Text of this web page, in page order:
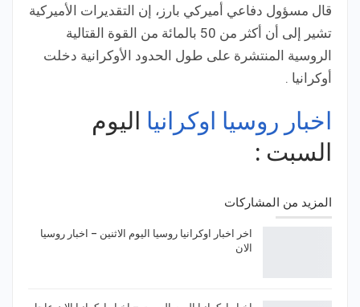
قال مسؤول دفاعي أميركي بارز، إن التقديرات الأميركية
تشير إلى أن أكثر من 50 بالمائة من القوة القتالية
الروسية المنتشرة على طول الحدود الأوكرانية دخلت
أوكرانيا .
اخبار روسيا اوكرانيا اليوم
السبت :
المزيد من المشاركات
اخر اخبار اوكرانيا روسيا اليوم الاثنين – اخبار روسيا
الان